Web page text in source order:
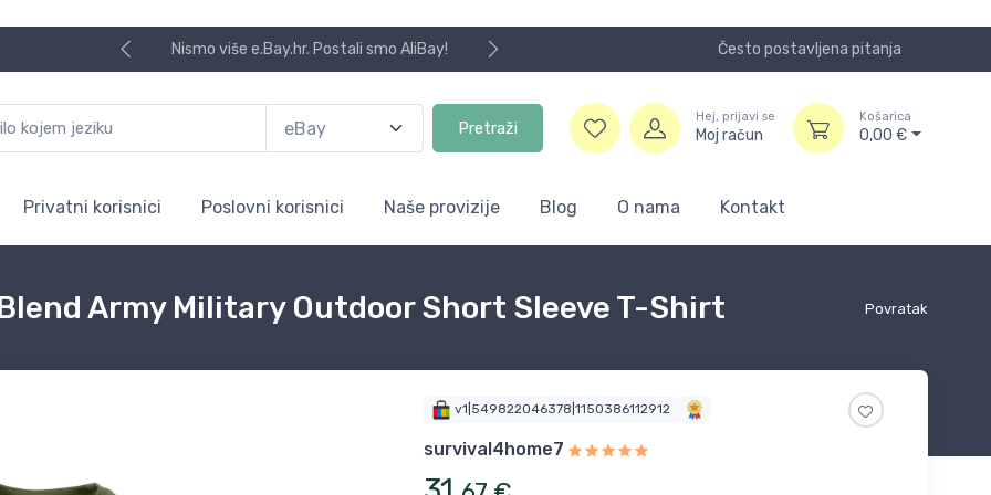
Koristite naša skladišta u UK, USA i DE. Često postavljena pitanja
Pretraži
Hej, prijavi se
Moj račun
Košarica
0,00 €
Privatni korisnici Poslovni korisnici Naše provizije Blog O nama Kontakt
Povratak
Army Military Outdoor Short Sleeve T-Shirt
v1|549822046378|1150386112912
survival4home7